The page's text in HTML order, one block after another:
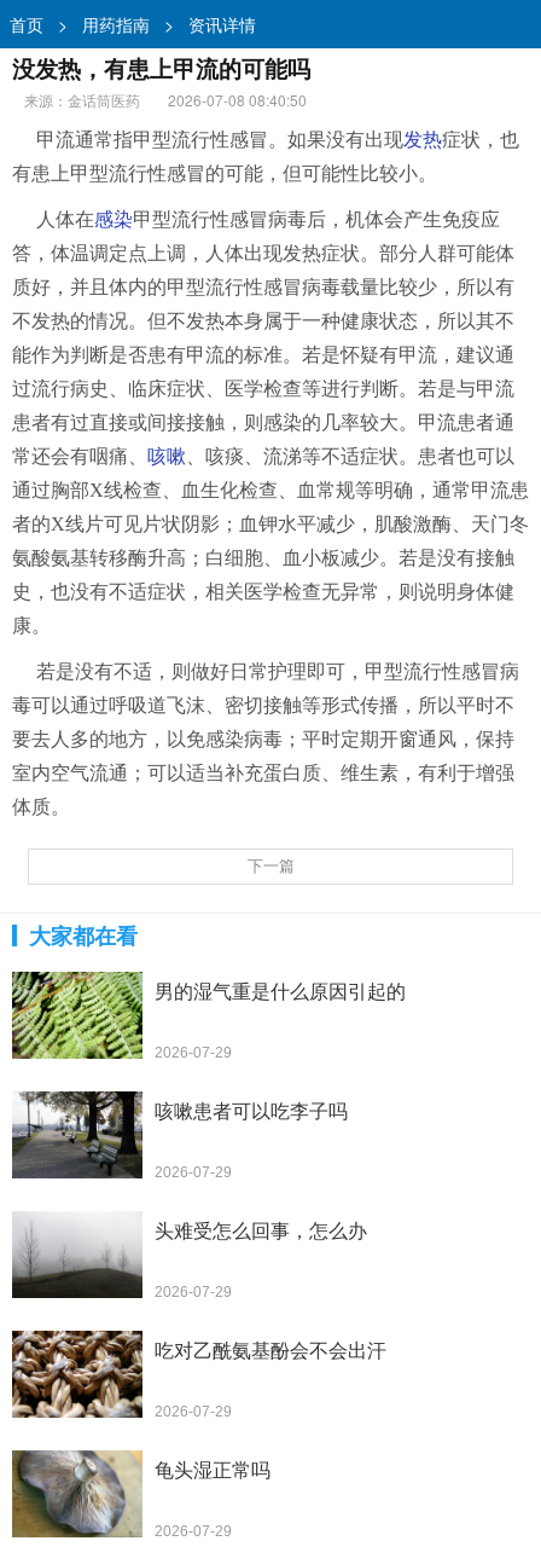
首页 > 用药指南 > 资讯详情
没发热，有患上甲流的可能吗
来源：金话筒医药
2026-07-08 08:40:50
甲流通常指甲型流行性感冒。如果没有出现发热症状，也
有患上甲型流行性感冒的可能，但可能性比较小。
人体在感染甲型流行性感冒病毒后，机体会产生免疫应
答，体温调定点上调，人体出现发热症状。部分人群可能体
质好，并且体内的甲型流行性感冒病毒载量比较少，所以有
不发热的情况。但不发热本身属于一种健康状态，所以其不
能作为判断是否患有甲流的标准。若是怀疑有甲流，建议通
过流行病史、临床症状、医学检查等进行判断。若是与甲流
患者有过直接或间接接触，则感染的几率较大。甲流患者通
常还会有咽痛、 咳嗽 、咳痰、流涕等不适症状。患者也可以
通过胸部X线检查、血生化检查、血常规等明确，通常甲流患
者的X线片可见片状阴影；血钾水平减少，肌酸激酶、天门冬
氨酸氨基转移酶升高；白细胞、血小板减少。若是没有接触
史，也没有不适症状，相关医学检查无异常，则说明身体健
康。
若是没有不适，则做好日常护理即可，甲型流行性感冒病
毒可以通过呼吸道飞沫、密切接触等形式传播，所以平时不
要去人多的地方，以免感染病毒；平时定期开窗通风，保持
室内空气流通；可以适当补充蛋白质、维生素，有利于增强
体质。
下一篇
大家都在看
男的湿气重是什么原因引起的
2026-07-29
咳嗽患者可以吃李子吗
2026-07-29
头难受怎么回事，怎么办
2026-07-29
吃对乙酰氨基酚会不会出汗
2026-07-29
龟头湿正常吗
2026-07-29